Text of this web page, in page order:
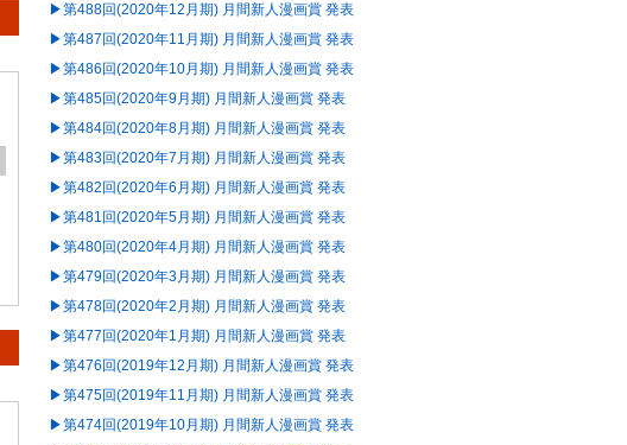
▶︎第488回(2020年12月期) 月間新人漫画賞 発表
▶︎第487回(2020年11月期) 月間新人漫画賞 発表
▶︎第486回(2020年10月期) 月間新人漫画賞 発表
▶︎第485回(2020年9月期) 月間新人漫画賞 発表
▶︎第484回(2020年8月期) 月間新人漫画賞 発表
▶︎第483回(2020年7月期) 月間新人漫画賞 発表
▶︎第482回(2020年6月期) 月間新人漫画賞 発表
▶︎第481回(2020年5月期) 月間新人漫画賞 発表
▶︎第480回(2020年4月期) 月間新人漫画賞 発表
▶︎第479回(2020年3月期) 月間新人漫画賞 発表
▶︎第478回(2020年2月期) 月間新人漫画賞 発表
▶︎第477回(2020年1月期) 月間新人漫画賞 発表
▶︎第476回(2019年12月期) 月間新人漫画賞 発表
▶︎第475回(2019年11月期) 月間新人漫画賞 発表
▶︎第474回(2019年10月期) 月間新人漫画賞 発表